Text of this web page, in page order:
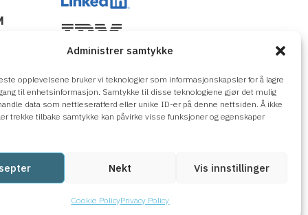
Administrer samtykke
opplevelsene bruker vi teknologier som informasjonskapsler for å lagre
til enhetsinformasjon. Samtykke til disse teknologiene gjør det mulig
data som nettleseratferd eller unike ID-er på denne nettsiden. Å ikke
trekke tilbake samtykke kan påvirke visse funksjoner og egenskaper
Nekt Vis innstillinger
Cookie PolicyPrivacy Policy